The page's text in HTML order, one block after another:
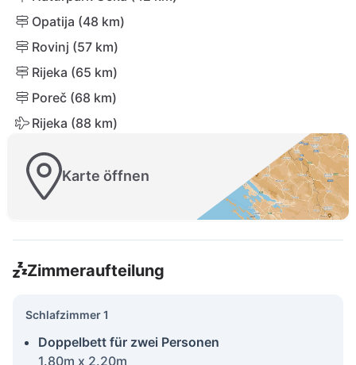
Opatija (48 km)
Rovinj (57 km)
Rijeka (65 km)
Poreč (68 km)
Rijeka (88 km)
Karte öffnen
Zimmeraufteilung
Schlafzimmer 1
Doppelbett für zwei Personen
1.80m x 2.20m